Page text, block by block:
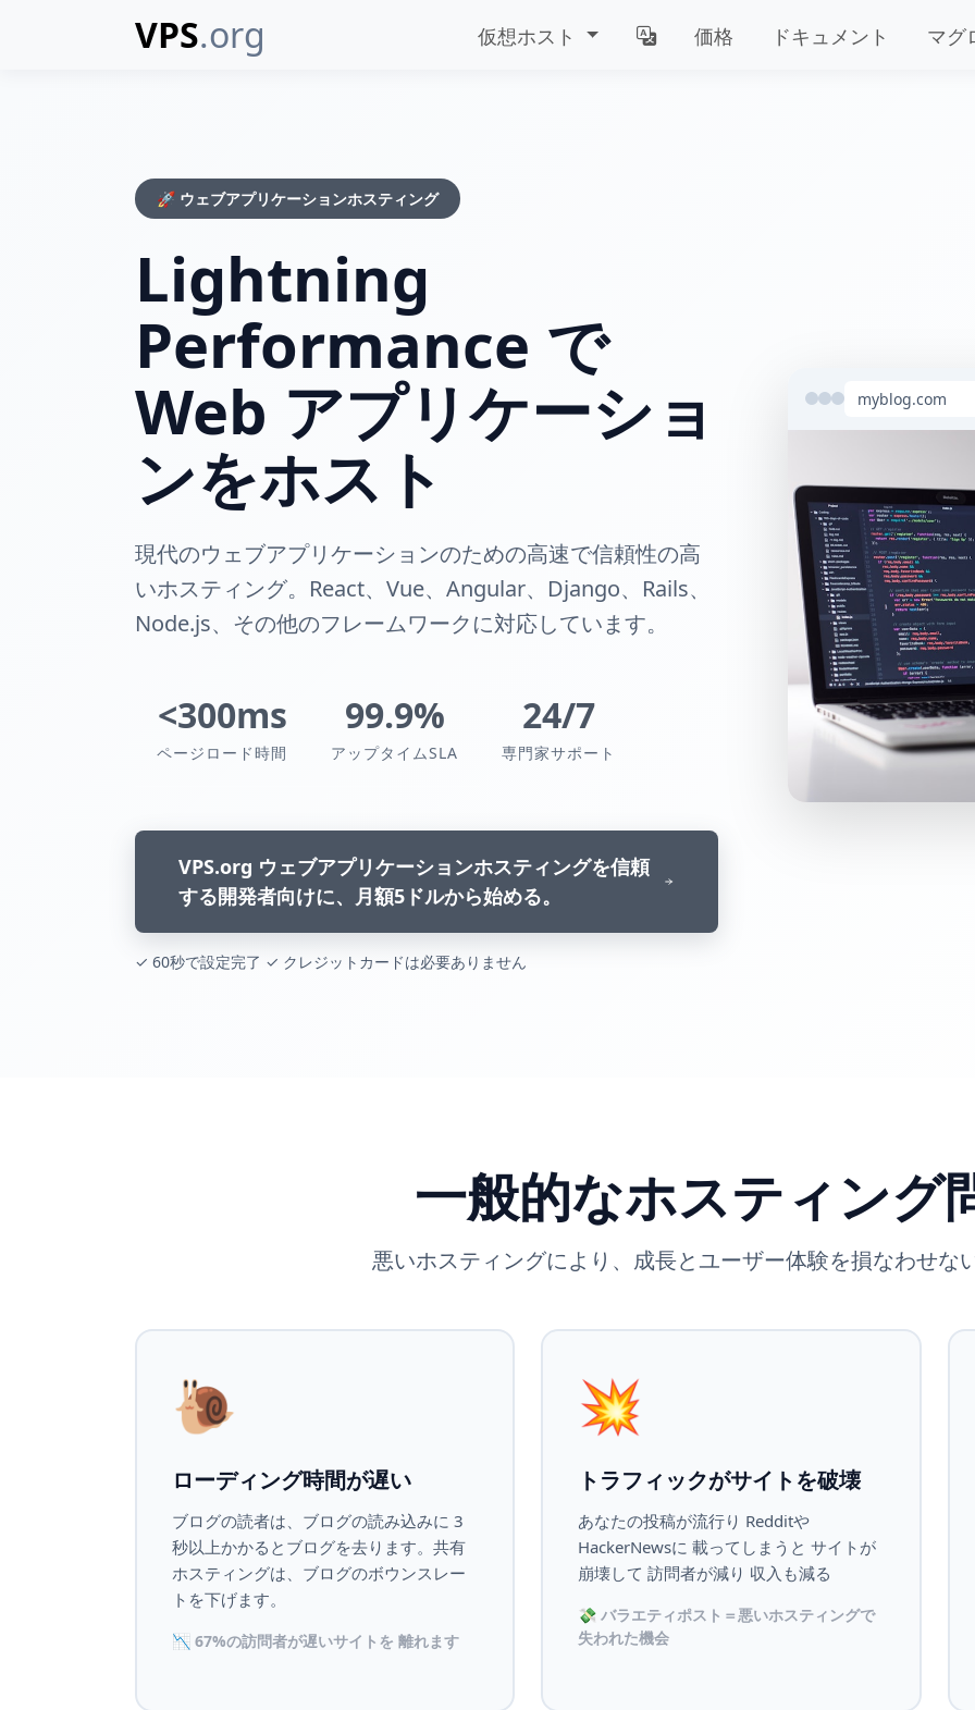
VPS.org 仮想ホスト 価格 ドキュメント マグ
🚀 ウェブアプリケーションホスティング
Lightning
Performance で
Web アプリケーショ
ンをホスト
現代のウェブアプリケーションのための高速で信頼性の高
いホスティング。React、Vue、Angular、Django、Rails、
Node.js、その他のフレームワークに対応しています。
<300ms
ページロード時間
99.9%
アップタイムSLA
24/7
専門家サポート
VPS.org ウェブアプリケーションホスティングを信頼
する開発者向けに、月額5ドルから始める。
✓ 60秒で設定完了 ✓ クレジットカードは必要ありません
myblog.com
一般的なホスティング
悪いホスティングにより、成長とユーザー体験を損なわせな
🐌
ローディング時間が遅い
ブログの読者は、ブログの読み込みに 3
秒以上かかるとブログを去ります。共有
ホスティングは、ブログのボウンスレー
トを下げます。
📉 67%の訪問者が遅いサイトを 離れます
💥
トラフィックがサイトを破壊
あなたの投稿が流行り Redditや
HackerNewsに 載ってしまうと サイトが
崩壊して 訪問者が減り 収入も減る
💸 バラエティポスト＝悪いホスティングで
失われた機会